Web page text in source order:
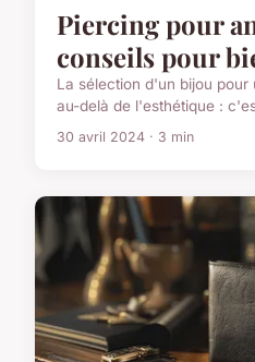
Piercing pour
conseils pour
La sélection d'un bijou
au-delà de l'esthétique :
30 avril 2024 · 3 min